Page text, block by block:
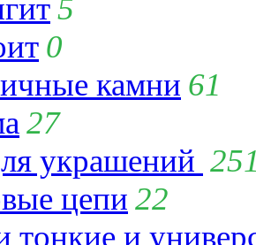
5
0
камни 61
27
украшений
цепи 22
тонкие и